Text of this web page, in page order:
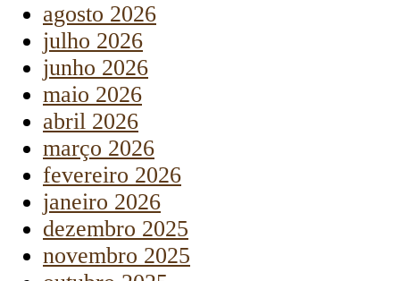
agosto 2026
julho 2026
junho 2026
maio 2026
abril 2026
março 2026
fevereiro 2026
janeiro 2026
dezembro 2025
novembro 2025